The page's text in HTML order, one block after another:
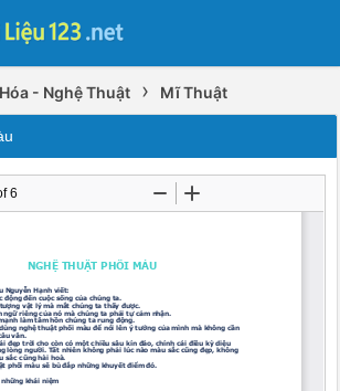
- Nghệ Thuật › Mĩ Thuật